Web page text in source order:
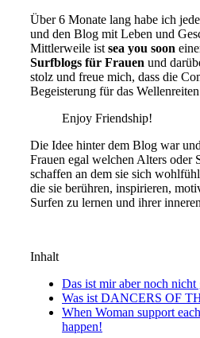
Über 6 Monate lang habe ich
und den Blog mit Leben und
Mittlerweile ist sea you soon
Surfblogs für Frauen und
stolz und freue mich, dass die
Begeisterung für das
Enjoy Friendship!
Die Idee hinter dem Blog war
Frauen egal welchen Alters oder
schaffen an dem sie sich
die sie berühren, inspirieren,
Surfen zu lernen und ihrer
Inhalt
Das ist mir aber noch nicht
Was ist DANCERS OF
When Woman support
happen!